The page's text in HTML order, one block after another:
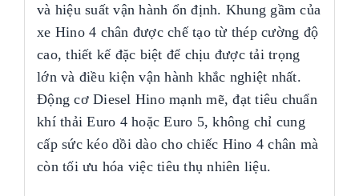
và hiệu suất vận hành ổn định. Khung gầm của
xe Hino 4 chân được chế tạo từ thép cường độ
cao, thiết kế đặc biệt để chịu được tải trọng
lớn và điều kiện vận hành khắc nghiệt nhất.
Động cơ Diesel Hino mạnh mẽ, đạt tiêu chuẩn
khí thải Euro 4 hoặc Euro 5, không chỉ cung
cấp sức kéo dồi dào cho chiếc Hino 4 chân mà
còn tối ưu hóa việc tiêu thụ nhiên liệu.